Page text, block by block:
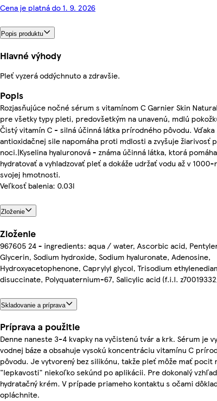
Cena je platná do 1. 9. 2026
Popis produktu
Hlavné výhody
Pleť vyzerá oddýchnuto a zdravšie.
Popis
Rozjasňujúce nočné sérum s vitamínom C Garnier Skin
pre všetky typy pleti, predovšetkým na unavenú, mdlú
Čistý vitamín C - silná účinná látka prírodného pôvodu. Vďaka
antioxidačnej sile napomáha proti mdlosti a zvyšuje žiarivosť
noci.|Kyselina hyaluronová - známa účinná látka, ktorá
hydratovať a vyhladzovať pleť a dokáže udržať vodu až v 1000-
svojej hmotnosti.
Veľkosť balenia: 0.03l
Zloženie
Zloženie
967605 24 - ingredients: aqua / water, Ascorbic acid,
Glycerin, Sodium hydroxide, Sodium hyaluronate, Adenosine,
Hydroxyacetophenone, Caprylyl glycol, Trisodium
disuccinate, Polyquaternium-67, Salicylic acid (f.i.l.
Skladovanie a príprava
Príprava a použitie
Denne naneste 3-4 kvapky na vyčistenú tvár a krk. Sérum je
vodnej báze a obsahuje vysokú koncentráciu vitamínu C
pôvodu. Je vytvorený bez silikónu, takže pleť môže mať pocit
"lepkavosti" niekoľko sekúnd po aplikácii. Pre dokonalý
hydratačný krém. V prípade priameho kontaktu s očami
opláchnite.